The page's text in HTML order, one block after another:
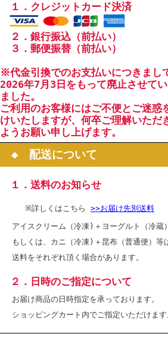
１．クレジットカード決済
２．銀行振込（前払い）
３．郵便振替（前払い）
※代金引換でのお支払いにつきまし
2026年7月3日をもって廃止させて
ました。
ご利用のお客様にはご不便とご迷惑
けいたしますが、何卒ご理解いただ
ようお願い申し上げます。
◆ 配送について
１．送料のお知らせ
※詳しくはこちら >>お届け先別送料
アイスクリーム（冷凍)＋ヨーグルト（冷蔵
もしくは、カニ（冷凍)＋昆布（普通便）等
送料をそれぞれ頂く場合があります。
２．日時のご指定について
お届け商品の日時指定を承っております。
ショッピングカート内でご指定いただけま